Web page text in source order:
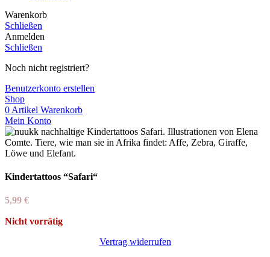
Warenkorb
Schließen
Anmelden
Schließen
Noch nicht registriert?
Benutzerkonto erstellen
Shop
0 Artikel Warenkorb
Mein Konto
Kindertattoos “Safari“
5,99 €
Nicht vorrätig
Vertrag widerrufen